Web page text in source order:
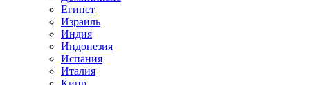
Египет
Израиль
Индия
Индонезия
Испания
Италия